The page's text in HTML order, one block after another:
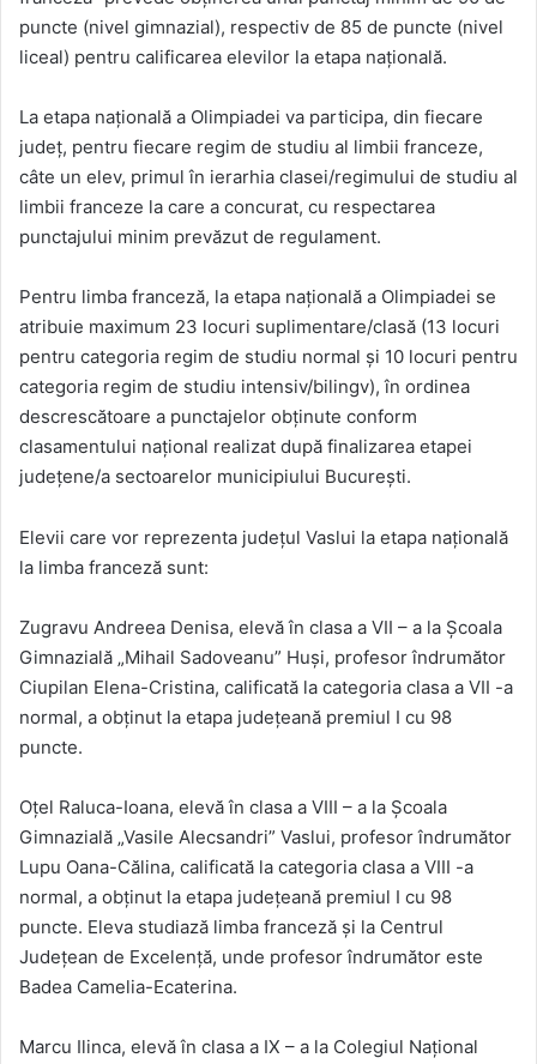
puncte (nivel gimnazial), respectiv de 85 de puncte (nivel
liceal) pentru calificarea elevilor la etapa națională.
La etapa națională a Olimpiadei va participa, din fiecare
județ, pentru fiecare regim de studiu al limbii franceze,
câte un elev, primul în ierarhia clasei/regimului de studiu al
limbii franceze la care a concurat, cu respectarea
punctajului minim prevăzut de regulament.
Pentru limba franceză, la etapa națională a Olimpiadei se
atribuie maximum 23 locuri suplimentare/clasă (13 locuri
pentru categoria regim de studiu normal și 10 locuri pentru
categoria regim de studiu intensiv/bilingv), în ordinea
descrescătoare a punctajelor obținute conform
clasamentului național realizat după finalizarea etapei
județene/a sectoarelor municipiului București.
Elevii care vor reprezenta județul Vaslui la etapa națională
la limba franceză sunt:
Zugravu Andreea Denisa, elevă în clasa a VII – a la Școala
Gimnazială „Mihail Sadoveanu” Huși, profesor îndrumător
Ciupilan Elena-Cristina, calificată la categoria clasa a VII -a
normal, a obținut la etapa județeană premiul I cu 98
puncte.
Oțel Raluca-Ioana, elevă în clasa a VIII – a la Școala
Gimnazială „Vasile Alecsandri” Vaslui, profesor îndrumător
Lupu Oana-Călina, calificată la categoria clasa a VIII -a
normal, a obținut la etapa județeană premiul I cu 98
puncte. Eleva studiază limba franceză și la Centrul
Județean de Excelență, unde profesor îndrumător este
Badea Camelia-Ecaterina.
Marcu Ilinca, elevă în clasa a IX – a la Colegiul Național